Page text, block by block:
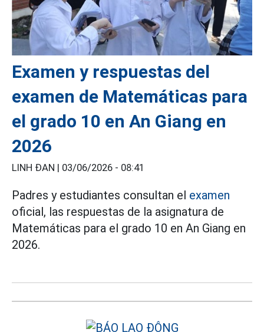
Examen y respuestas del
examen de Matemáticas para
el grado 10 en An Giang en
2026
LINH ĐAN | 03/06/2026 - 08:41
Padres y estudiantes consultan el examen
oficial, las respuestas de la asignatura de
Matemáticas para el grado 10 en An Giang en
2026.